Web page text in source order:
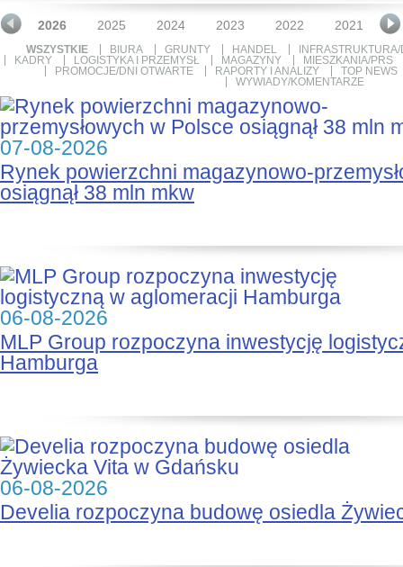
2026 2025 2024 2023 2022 2021
WSZYSTKIE BIURA GRUNTY HANDEL
KADRY
LOGISTYKA I PRZEMYSŁ MAGAZYNY
MIESZKANIA/PRS
PROMOCJE/DNI OTWARTE
RAPORTY I ANALIZY
TOP NEWS
WYWIADY/KOMENTARZE
07-08-2026
Rynek powierzchni magazynowo-
osiągnął 38 mln mkw
06-08-2026
MLP Group rozpoczyna inwestycję
Hamburga
06-08-2026
Develia rozpoczyna budowę osiedla